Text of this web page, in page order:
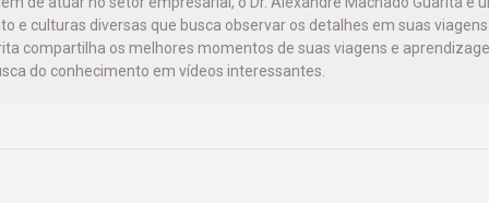
e culturas diversas que busca observar os detalhes em suas
compartilha os melhores momentos de suas viagens e
do conhecimento em vídeos interessantes.